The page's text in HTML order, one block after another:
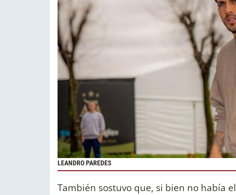
LEANDRO PAREDES
También sostuvo que, si bien no había